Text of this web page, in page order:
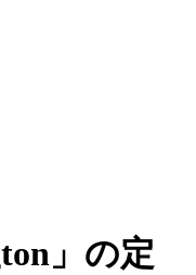
」の定